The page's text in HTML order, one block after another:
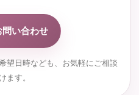
い合わせ
望日時なども、お気軽にご相談
ます。